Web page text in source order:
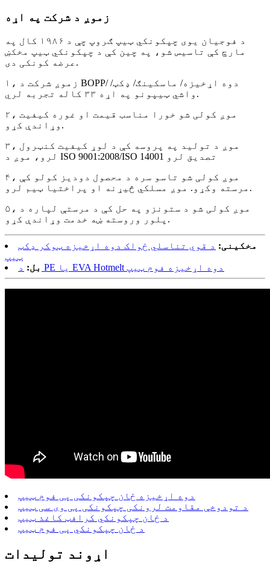
زموږ د شرکت په اړه
د فوجیان یوی چپکونکي ټیپ ګروپ چې د ۱۹۸۶ کال په
مارچ کې تاسیس شو، په چین کې د چپکونکي ټیپ مخکښ
عرضه کونکی دی.
۱، زموږ شرکت د BOPP/ دوه اړخیزه/ ماسکینګ/ ډکټ/
واشي ټیپونو په اړه ۳۳ کاله تجربه لري.
۲، موږ کولی شو خورا مناسب قیمت او غوره کیفیت
وړاندې کړو.
۳، موږ د تولید په پروسه کې د لوړ کیفیت کنټرول
لرو، موږ د ISO 9001:2008/ISO 14001 تصدیق لرو
۴، موږ کولی شو تاسو سره د محصول دودیز کولو کې
مرسته وکړو. موږ مسلکي څیړنه او پراختیا ټیم لرو.
۵، موږ کولی شو د ستونزو په حل کې د مرستې لپاره د
پلور وروسته ښه خدمت وړاندې کړو.
مخکینی: د قوي تناسلي ځواک دوه اړخیزه ټوکر ډکټ
ټیپ
بل:
د PE یا EVA Hotmelt دوه اړخیزه فوم ټیپ
دوه اړخیزه ځان چپکونکی پی فوم ټیپ
د تودوخې مقاومت لرونکی چپکونکی پی وی سی ټیپ
د ځان چپکونکي کرافټ کاغذ ټیپ
د ځان چپکونکي پی فوم ټیپ
اړوند توليدات